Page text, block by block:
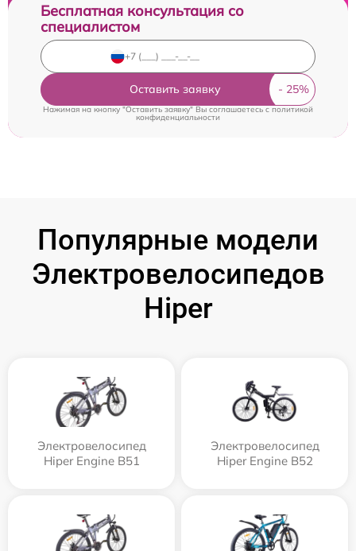
Бесплатная консультация со
специалистом
Оставить заявку
Нажимая на кнопку "Оставить заявку" Вы соглашаетесь cполитикой
конфиденциальности
Популярные модели
Электровелосипедов
Hiper
Электровелосипед
Hiper Engine B51
Электровелосипед
Hiper Engine B52